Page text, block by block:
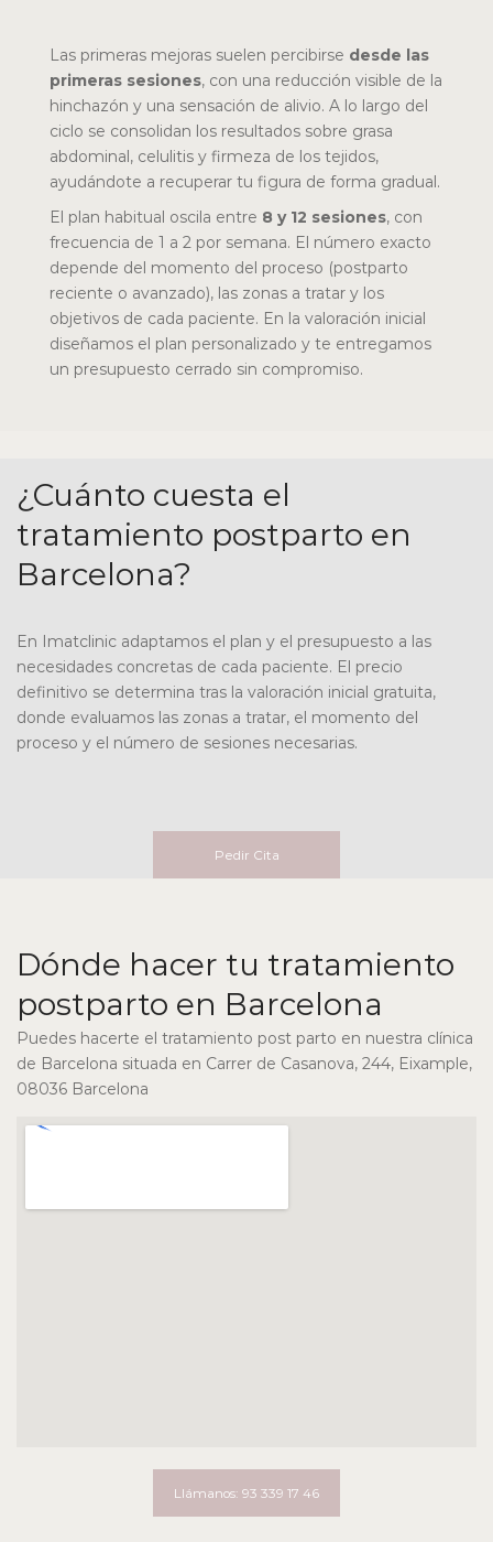
Las primeras mejoras suelen percibirse desde las
primeras sesiones, con una reducción visible de la
hinchazón y una sensación de alivio. A lo largo del
ciclo se consolidan los resultados sobre grasa
abdominal, celulitis y firmeza de los tejidos,
ayudándote a recuperar tu figura de forma gradual.
El plan habitual oscila entre 8 y 12 sesiones, con
frecuencia de 1 a 2 por semana. El número exacto
depende del momento del proceso (postparto
reciente o avanzado), las zonas a tratar y los
objetivos de cada paciente. En la valoración inicial
diseñamos el plan personalizado y te entregamos
un presupuesto cerrado sin compromiso.
¿Cuánto cuesta el
tratamiento postparto en
Barcelona?
En Imatclinic adaptamos el plan y el presupuesto a las
necesidades concretas de cada paciente. El precio
definitivo se determina tras la valoración inicial gratuita,
donde evaluamos las zonas a tratar, el momento del
proceso y el número de sesiones necesarias.
Pedir Cita
Dónde hacer tu tratamiento
postparto en Barcelona
Puedes hacerte el tratamiento post parto en nuestra clínica
de Barcelona situada en Carrer de Casanova, 244, Eixample,
08036 Barcelona
Llámanos: 93 339 17 46